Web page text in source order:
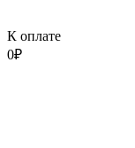
К оплате
0₽